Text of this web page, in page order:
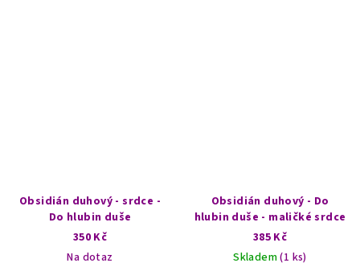
Obsidián duhový - srdce -
Do hlubin duše
350 Kč
Na dotaz
Obsidián duhový - Do
hlubin duše - maličké srdce
385 Kč
Skladem(1 ks)